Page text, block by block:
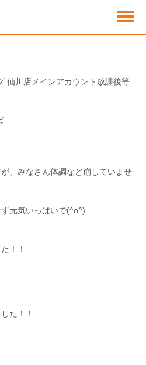
仙川店メインアカウント放課後等
、みなさん体調など崩していませ
元気いっぱいで(^o^)
！！
た！！